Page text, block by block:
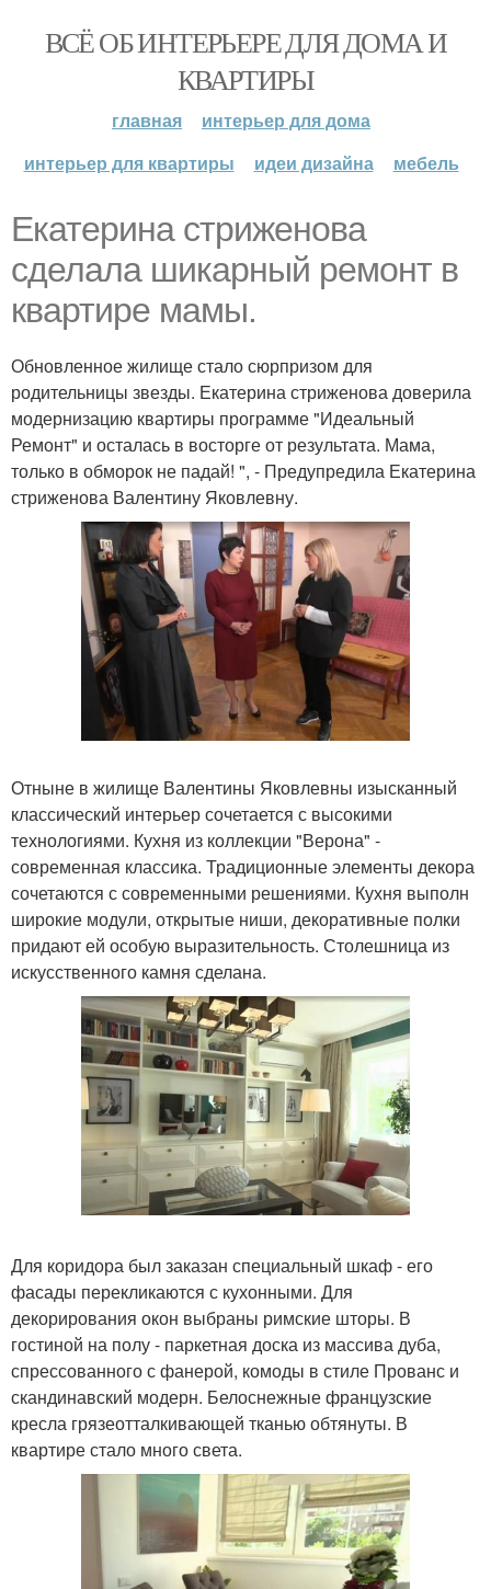
ВСЁ ОБ ИНТЕРЬЕРЕ ДЛЯ ДОМА И
КВАРТИРЫ
главная
интерьер для дома
интерьер для квартиры
идеи дизайна мебель
Екатерина стриженова
сделала шикарный ремонт в
квартире мамы.
Обновленное жилище стало сюрпризом для
родительницы звезды. Екатерина стриженова доверила
модернизацию квартиры программе "Идеальный
Ремонт" и осталась в восторге от результата. Мама,
только в обморок не падай! ", - Предупредила Екатерина
стриженова Валентину Яковлевну.
Отныне в жилище Валентины Яковлевны изысканный
классический интерьер сочетается с высокими
технологиями. Кухня из коллекции "Верона" -
современная классика. Традиционные элементы декора
сочетаются с современными решениями. Кухня выполн
широкие модули, открытые ниши, декоративные полки
придают ей особую выразительность. Столешница из
искусственного камня сделана.
Для коридора был заказан специальный шкаф - его
фасады перекликаются с кухонными. Для
декорирования окон выбраны римские шторы. В
гостиной на полу - паркетная доска из массива дуба,
спрессованного с фанерой, комоды в стиле Прованс и
скандинавский модерн. Белоснежные французские
кресла грязеотталкивающей тканью обтянуты. В
квартире стало много света.